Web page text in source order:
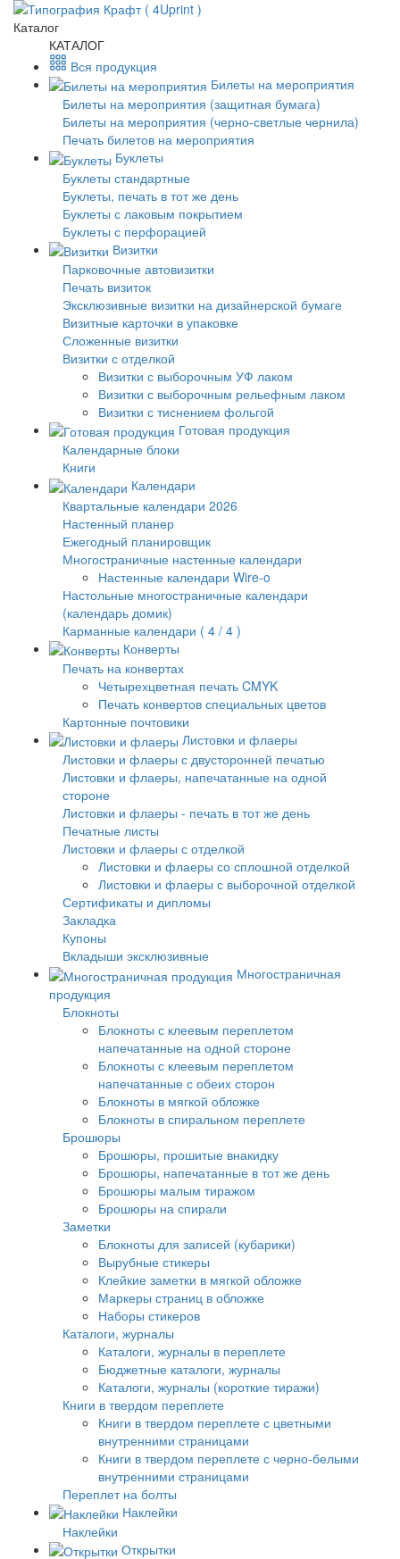
Каталог
КАТАЛОГ
Вся продукция
Билеты на мероприятия
Билеты на мероприятия (защитная бумага)
Билеты на мероприятия (черно-светлые чернила)
Печать билетов на мероприятия
Буклеты
Буклеты стандартные
Буклеты, печать в тот же день
Буклеты с лаковым покрытием
Буклеты с перфорацией
Визитки
Парковочные автовизитки
Печать визиток
Эксклюзивные визитки на дизайнерской бумаге
Визитные карточки в упаковке
Сложенные визитки
Визитки с отделкой
Визитки с выборочным УФ лаком
Визитки с выборочным рельефным лаком
Визитки с тиснением фольгой
Готовая продукция
Календарные блоки
Книги
Календари
Квартальные календари 2026
Настенный планер
Ежегодный планировщик
Многостраничные настенные календари
Настенные календари Wire-o
Настольные многостраничные календари
(календарь домик)
Карманные календари ( 4 / 4 )
Конверты
Печать на конвертах
Четырехцветная печать CMYK
Печать конвертов специальных цветов
Картонные почтовики
Листовки и флаеры
Листовки и флаеры с двусторонней печатью
Листовки и флаеры, напечатанные на одной
стороне
Листовки и флаеры - печать в тот же день
Печатные листы
Листовки и флаеры с отделкой
Листовки и флаеры со сплошной отделкой
Листовки и флаеры с выборочной отделкой
Сертификаты и дипломы
Закладка
Купоны
Вкладыши эксклюзивные
Многостраничная
продукция
Блокноты
Блокноты с клеевым переплетом
напечатанные на одной стороне
Блокноты с клеевым переплетом
напечатанные с обеих сторон
Блокноты в мягкой обложке
Блокноты в спиральном переплете
Брошюры
Брошюры, прошитые внакидку
Брошюры, напечатанные в тот же день
Брошюры малым тиражом
Брошюры на спирали
Заметки
Блокноты для записей (кубарики)
Вырубные стикеры
Клейкие заметки в мягкой обложке
Маркеры страниц в обложке
Наборы стикеров
Каталоги, журналы
Каталоги, журналы в переплете
Бюджетные каталоги, журналы
Каталоги, журналы (короткие тиражи)
Книги в твердом переплете
Книги в твердом переплете с цветными
внутренними страницами
Книги в твердом переплете с черно-белыми
внутренними страницами
Переплет на болты
Наклейки
Наклейки
Открытки